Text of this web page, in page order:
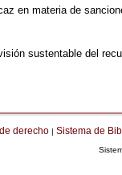
en materia de
sustentable del
derecho | Sistema de